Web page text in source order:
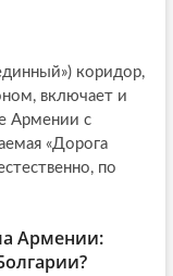
коридор,
включает и
Армении с
«Дорога
по
Армении: